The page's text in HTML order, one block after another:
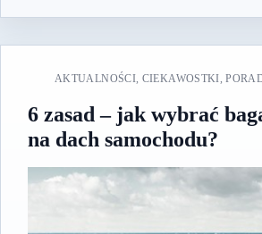
AKTUALNOŚCI, CIEKAWOSTKI ,
6 zasad – jak wybrać
na dach samochodu?